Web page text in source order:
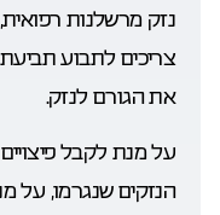
נזק מרשלנות
צריכים לתבוע תביעת
את הגורם לנזק.
על מנת לקבל
הנזקים שנגרמו, על